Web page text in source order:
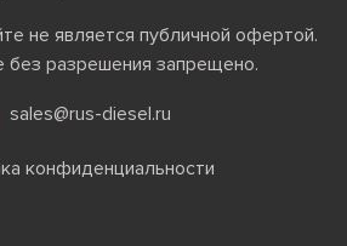
не является публичной офертой.
без разрешения запрещено.
sales@rus-diesel.ru
конфиденциальности